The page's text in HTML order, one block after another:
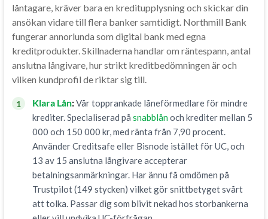
låntagare, kräver bara en kreditupplysning och skickar din
ansökan vidare till flera banker samtidigt. Northmill Bank
fungerar annorlunda som digital bank med egna
kreditprodukter. Skillnaderna handlar om räntespann, antal
anslutna långivare, hur strikt kreditbedömningen är och
vilken kundprofil de riktar sig till.
1 Klara Lån:Vår topprankade låneförmedlare för mindre
krediter. Specialiserad på snabblånoch krediter mellan 5
000 och 150 000 kr, med ränta från 7,90 procent.
Använder Creditsafe eller Bisnode istället för UC, och
13 av 15 anslutna långivare accepterar
betalningsanmärkningar. Har ännu få omdömen på
Trustpilot (149 stycken) vilket gör snittbetyget svårt
att tolka. Passar dig som blivit nekad hos storbankerna